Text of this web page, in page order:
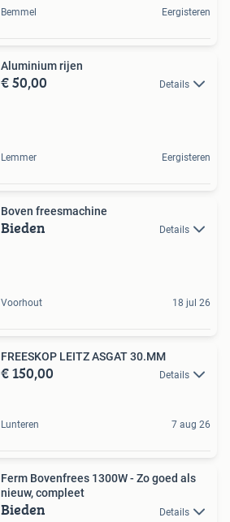
Bemmel Eergisteren
Aluminium rijen
€ 50,00 Details
Lemmer Eergisteren
Boven freesmachine
Bieden Details
Voorhout 18 jul 26
FREESKOP LEITZ ASGAT 30.MM
€ 150,00 Details
Lunteren 7 aug 26
Ferm Bovenfrees 1300W - Zo goed als
nieuw, compleet
Bieden Details